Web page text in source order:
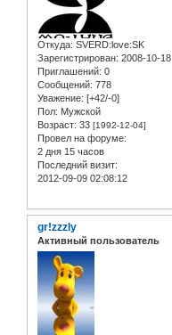
Откуда: SVERD:love:SK
Зарегистрирован: 2008-10-18
Приглашений: 0
Сообщений: 778
Уважение: [+42/-0]
Пол: Мужской
Возраст: 33 [1992-12-04]
Провел на форуме:
2 дня 15 часов
Последний визит:
2012-09-09 02:08:12
gr!zzzly
Активный пользователь